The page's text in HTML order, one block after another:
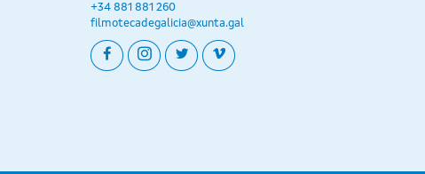
+34 881 881 260
filmotecadegalicia@xunta.gal
facebookinstagram
twittervimeo